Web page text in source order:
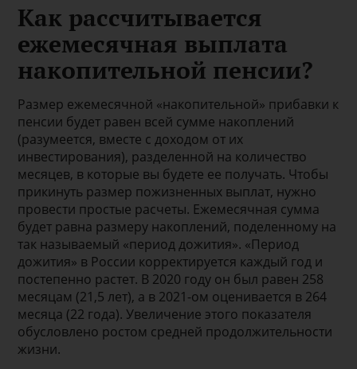
Как рассчитывается
ежемесячная выплата
накопительной пенсии?
Размер ежемесячной «накопительной» прибавки к
пенсии будет равен всей сумме накоплений
(разумеется, вместе с доходом от их
инвестирования), разделенной на количество
месяцев, в которые вы будете ее получать. Чтобы
прикинуть размер пожизненных выплат, нужно
провести простые расчеты. Ежемесячная сумма
будет равна размеру накоплений, поделенному на
так называемый «период дожития». «Период
дожития» в России корректируется каждый год и
постепенно растет. В 2020 году он был равен 258
месяцам (21,5 лет), а в 2021-ом оценивается в 264
месяца (22 года). Увеличение этого показателя
обусловлено ростом средней продолжительности
жизни.